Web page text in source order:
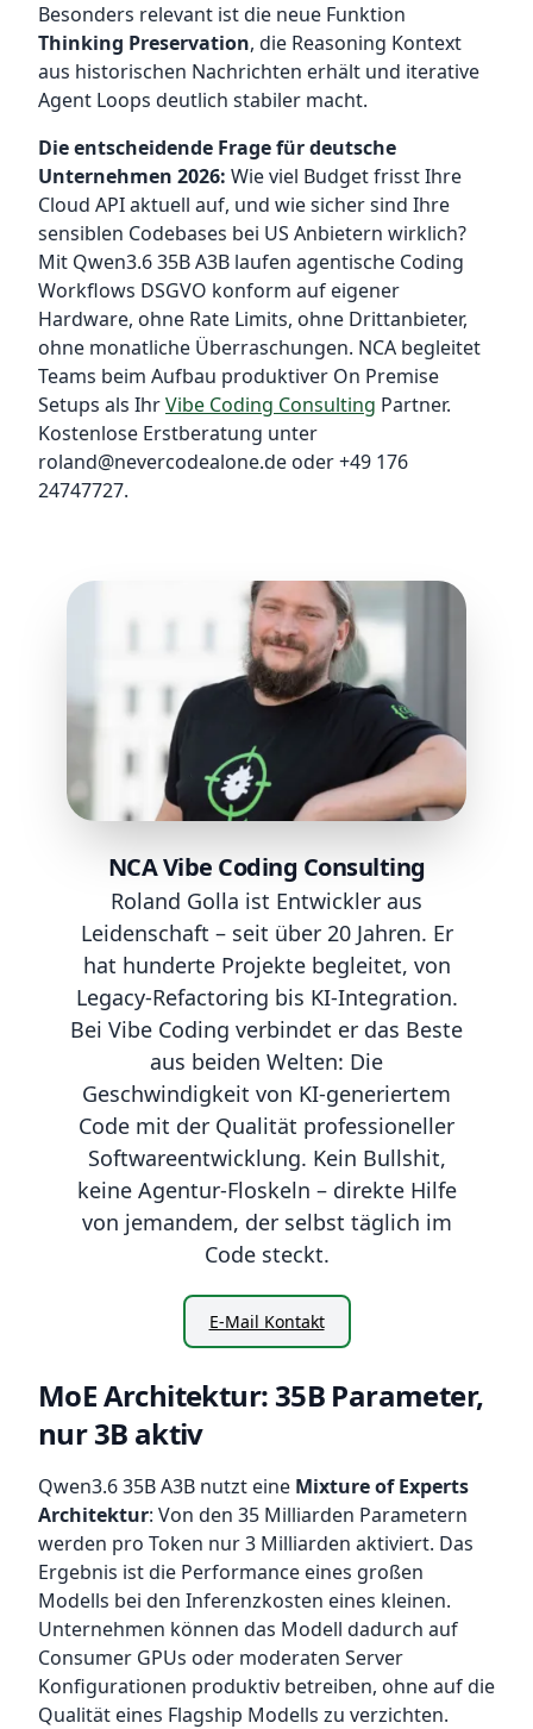
Besonders relevant ist die neue Funktion
Thinking Preservation, die Reasoning Kontext
aus historischen Nachrichten erhält und iterative
Agent Loops deutlich stabiler macht.
Die entscheidende Frage für deutsche
Unternehmen 2026: Wie viel Budget frisst Ihre
Cloud API aktuell auf, und wie sicher sind Ihre
sensiblen Codebases bei US Anbietern wirklich?
Mit Qwen3.6 35B A3B laufen agentische Coding
Workflows DSGVO konform auf eigener
Hardware, ohne Rate Limits, ohne Drittanbieter,
ohne monatliche Überraschungen. NCA begleitet
Teams beim Aufbau produktiver On Premise
Setups als IhrVibe Coding Consulting Partner.
Kostenlose Erstberatung unter
roland@nevercodealone.de oder +49 176
24747727.
NCA Vibe Coding Consulting
Roland Golla ist Entwickler aus
Leidenschaft – seit über 20 Jahren. Er
hat hunderte Projekte begleitet, von
Legacy-Refactoring bis KI-Integration.
Bei Vibe Coding verbindet er das Beste
aus beiden Welten: Die
Geschwindigkeit von KI-generiertem
Code mit der Qualität professioneller
Softwareentwicklung. Kein Bullshit,
keine Agentur-Floskeln – direkte Hilfe
von jemandem, der selbst täglich im
Code steckt.
E-Mail Kontakt
MoE Architektur: 35B Parameter,
nur 3B aktiv
Qwen3.6 35B A3B nutzt eine Mixture of Experts
Architektur: Von den 35 Milliarden Parametern
werden pro Token nur 3 Milliarden aktiviert. Das
Ergebnis ist die Performance eines großen
Modells bei den Inferenzkosten eines kleinen.
Unternehmen können das Modell dadurch auf
Consumer GPUs oder moderaten Server
Konfigurationen produktiv betreiben, ohne auf die
Qualität eines Flagship Modells zu verzichten.